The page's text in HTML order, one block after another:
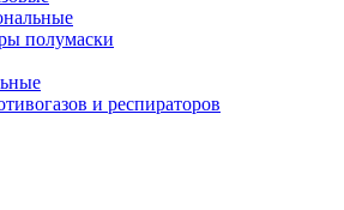
полумаски
и респираторов